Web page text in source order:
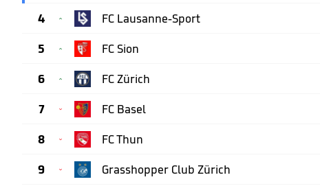
4  FC Lausanne-Sport
5  FC Sion
6  FC Zürich
7  FC Basel
8  FC Thun
9  Grasshopper Club Zürich